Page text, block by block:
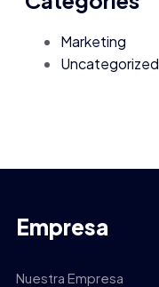
Marketing
Uncategorized
Empresa
Nuestra Empresa